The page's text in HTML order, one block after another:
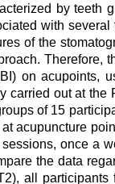
by teeth
with
of the
Therefore,
on acupoints,
carried out at
of 15
acupuncture
once a
the data
all